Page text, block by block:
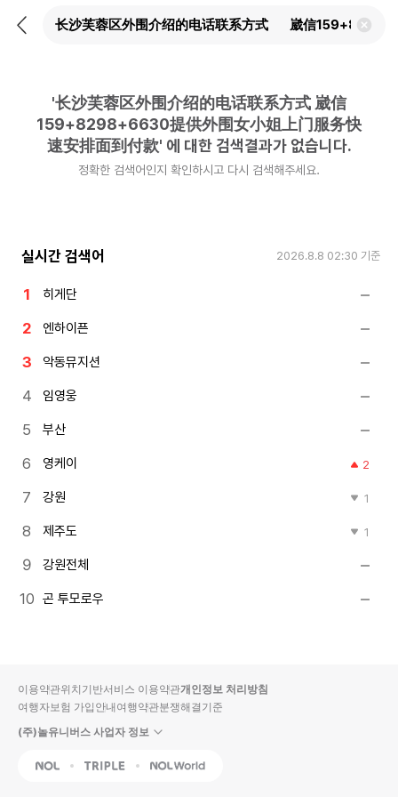
뒤
검
'长沙芙蓉区外围介绍的电话联系方式 崴信
159+8298+6630提供外围女小姐上门服务快
速安排面到付款' 에 대한 검색결과가 없습니다.
정확한 검색어인지 확인하시고 다시 검색해주세요.
실시간 검색어 2026.8.8 02:30 기준
히게단
엔하이픈
악동뮤지션
임영웅
부산
영케이 2
강원 1
제주도 1
강원전체
곤 투모로우
이용약관위치기반서비스 이용약관개인정보 처리방침
여행자보험 가입안내여행약관분쟁해결기준
(주)놀유니버스 사업자 정보
NOL Triple Interpark Global